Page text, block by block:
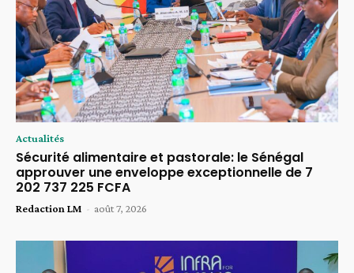
Actualités
Sécurité alimentaire et pastorale: le Sénégal
approuver une enveloppe exceptionnelle de 7
202 737 225 FCFA
Redaction LM - août 7, 2026